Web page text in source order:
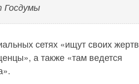
сетях «ищут своих жертв
а также «там ведется